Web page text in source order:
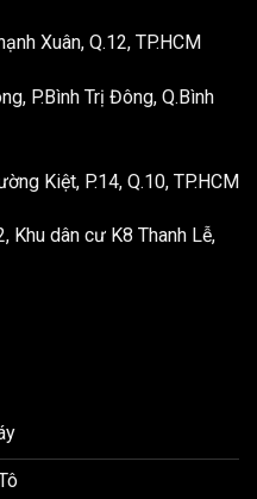
Xuân, Q.12, TP.HCM
P.Bình Trị Đông, Q.Bình
Kiệt, P.14, Q.10, TP.HCM
Khu dân cư K8 Thanh Lễ,